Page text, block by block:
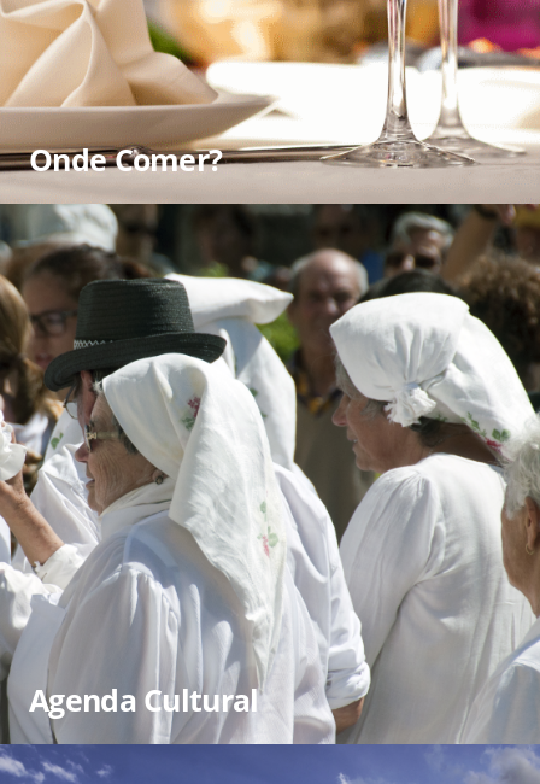
Onde Comer?
Agenda Cultural